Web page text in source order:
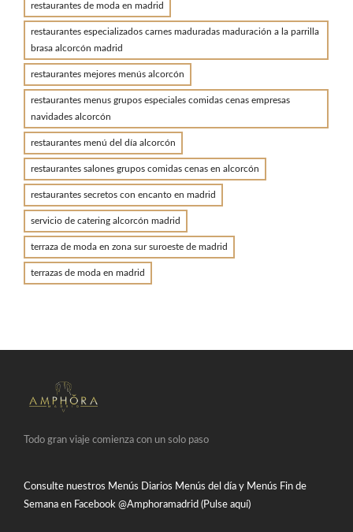
restaurantes de moda en madrid
restaurantes especializados carnes maduradas maduración a la parrilla
brasa alcorcón madrid
restaurantes mejores menús alcorcón
restaurantes menus grupos especiales comidas cenas empresas
navidades alcorcón
restaurantes menú del día alcorcón
restaurantes salones grupos comidas cenas en alcorcón
restaurantes secretos con encanto en madrid
servicio de catering alcorcón madrid
terraza de moda en zona sur suroeste de madrid
terrazas de moda en madrid
Todo gran viaje comienza con un solo paso
Consulte nuestros Menús Diarios Menús del día y Menús Fin de
Semana en Facebook @Amphoramadrid (Pulse aquí)